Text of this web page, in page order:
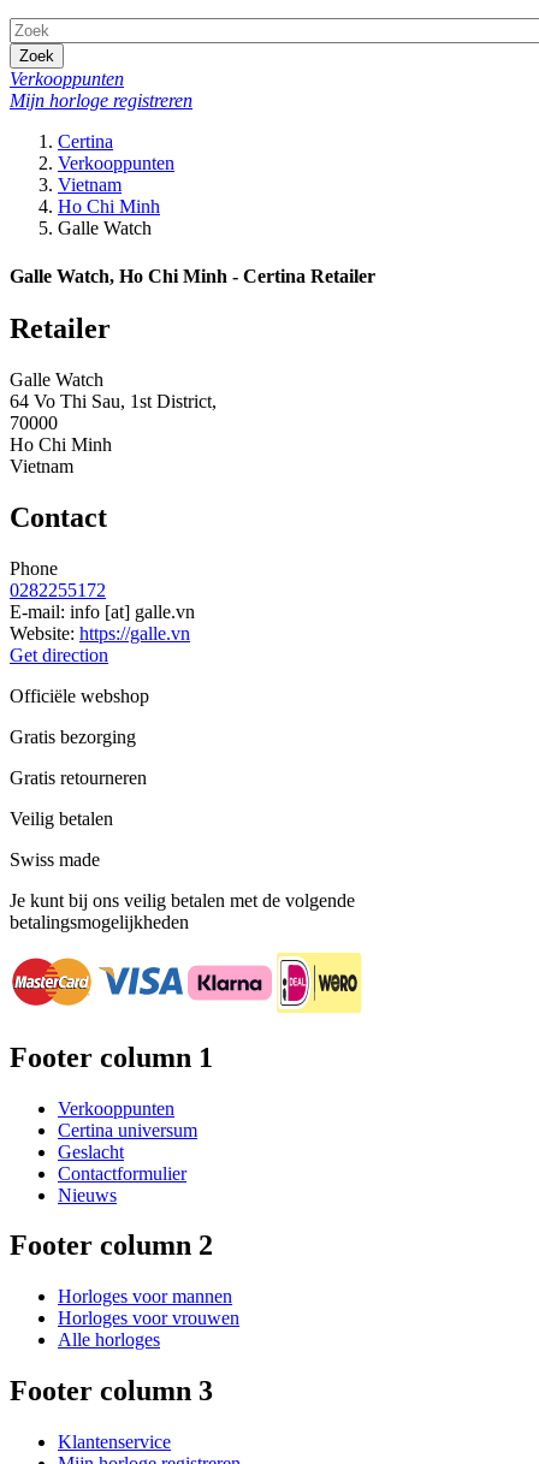
Zoek
Verkooppunten
Mijn horloge registreren
Certina
Verkooppunten
Vietnam
Ho Chi Minh
Galle Watch
Galle Watch, Ho Chi Minh - Certina Retailer
Retailer
Galle Watch
64 Vo Thi Sau, 1st District,
70000
Ho Chi Minh
Vietnam
Contact
Phone
0282255172
E-mail: info [at] galle.vn
Website: https://galle.vn
Get direction
Officiële webshop
Gratis bezorging
Gratis retourneren
Veilig betalen
Swiss made
Je kunt bij ons veilig betalen met de volgende
betalingsmogelijkheden
Footer column 1
Verkooppunten
Certina universum
Geslacht
Contactformulier
Nieuws
Footer column 2
Horloges voor mannen
Horloges voor vrouwen
Alle horloges
Footer column 3
Klantenservice